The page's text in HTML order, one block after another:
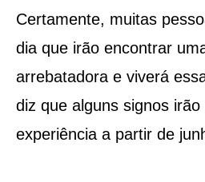
Certamente, muitas
dia que irão encontrar
arrebatadora e viverá
diz que alguns signos
experiência a partir de